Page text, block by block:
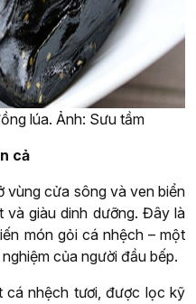
lúa. Ảnh: Sưu tầm
cả
vùng cửa sông và ven biển
giàu dinh dưỡng. Đây là
món gỏi cá nhệch – một
của người đầu bếp.
nhệch tươi, được lọc kỹ